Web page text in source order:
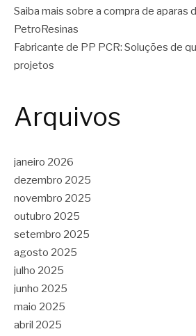
Saiba mais sobre a compra de aparas
PetroResinas
Fabricante de PP PCR: Soluções de
projetos
Arquivos
janeiro 2026
dezembro 2025
novembro 2025
outubro 2025
setembro 2025
agosto 2025
julho 2025
junho 2025
maio 2025
abril 2025